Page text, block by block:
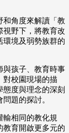
和角度來解讀「教
視野下，將教育改
環境及弱勢族群的
與孩子、教育時事
對校園現場的描
度與理念的深刻
題的探討。
輸相同的教化規
教育開啟更多元的